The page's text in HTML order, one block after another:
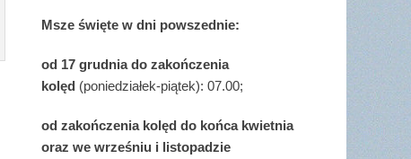
Msze święte w dni powszednie:
od 17 grudniado zakończenia
kolęd (poniedziałek-piątek): 07.00;
od zakończenia kolęd do końca kwietnia
oraz we wrześniu i listopadzie